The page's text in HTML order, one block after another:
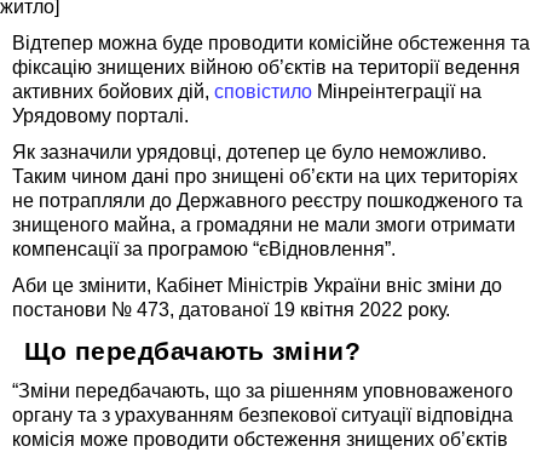
Відтепер можна буде проводити комісійне обстеження та
фіксацію знищених війною об’єктів на території ведення
активних бойових дій, сповістило Мінреінтеграції на
Урядовому порталі.
Як зазначили урядовці, дотепер це було неможливо.
Таким чином дані про знищені об’єкти на цих територіях
не потрапляли до Державного реєстру пошкодженого та
знищеного майна, а громадяни не мали змоги отримати
компенсації за програмою “єВідновлення”.
Аби це змінити, Кабінет Міністрів України вніс зміни до
постанови № 473, датованої 19 квітня 2022 року.
Що передбачають зміни?
“Зміни передбачають, що за рішенням уповноваженого
органу та з урахуванням безпекової ситуації відповідна
комісія може проводити обстеження знищених об’єктів